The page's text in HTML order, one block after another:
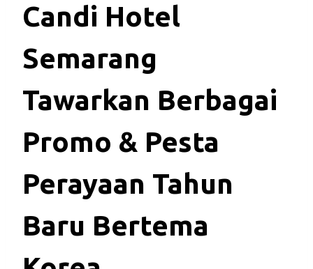
Candi Hotel
Semarang
Tawarkan Berbagai
Promo & Pesta
Perayaan Tahun
Baru Bertema